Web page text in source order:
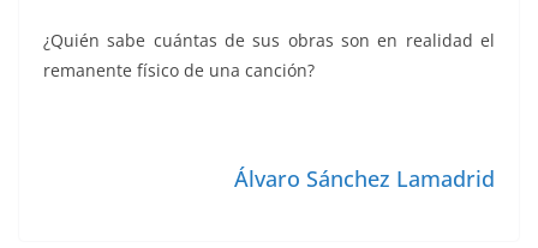
¿Quién sabe cuántas de sus obras son en realidad el
remanente físico de una canción?
Álvaro Sánchez Lamadrid